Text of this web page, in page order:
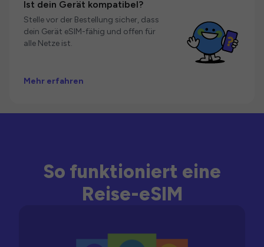
Ist dein Gerät kompatibel?
Stelle vor der Bestellung sicher, dass
dein Gerät eSIM-fähig und offen für
alle Netze ist.
Mehr erfahren
So funktioniert eine
Reise-eSIM